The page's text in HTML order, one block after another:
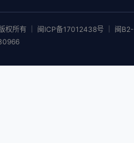
权所有 ｜ 闽ICP备17012438号 ｜ 闽B2-